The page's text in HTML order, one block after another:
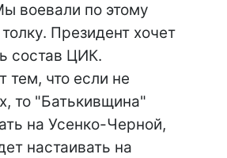
воевали по этому
Президент хочет
состав ЦИК.
тем, что если не
то "Батькивщина"
на Усенко-Черной,
настаивать на